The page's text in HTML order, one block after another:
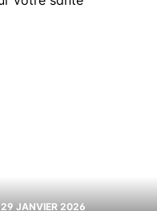
29 JANVIER 2026